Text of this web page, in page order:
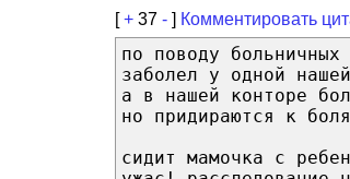
[+ 37 - ] Комментировать
по поводу больничных
заболел у одной
а в нашей конторе
но придираются к
сидит мамочка с